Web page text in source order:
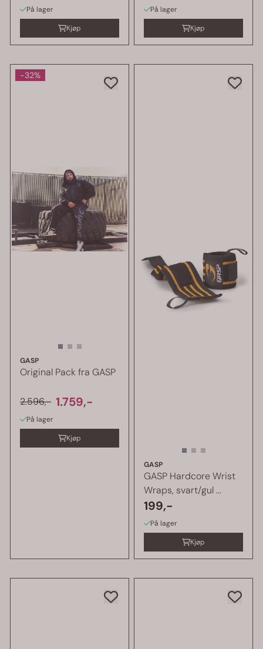
På lager
Kjøp
På lager
Kjøp
-32%
GASP
Original Pack fra GASP
2.596,- 1.759,-
På lager
Kjøp
GASP
GASP Hardcore Wrist
Wraps, svart/gul ...
199,-
På lager
Kjøp